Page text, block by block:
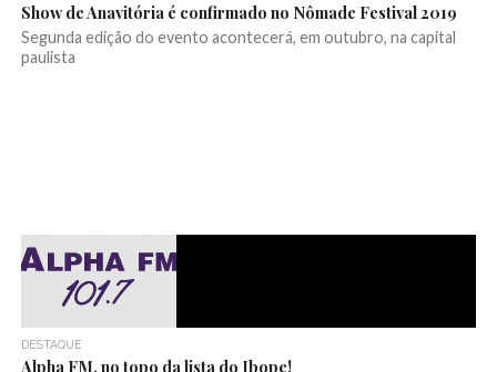
Show de Anavitória é confirmado no Nômade Festival 2019
Segunda edição do evento acontecerá, em outubro, na capital
paulista
DESTAQUE
Alpha FM, no topo da lista do Ibope!